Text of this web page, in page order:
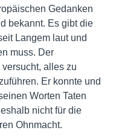
Gedanken
bekannt. Es gibt die
Langem laut und
muss. Der
alles zu
Er konnte und
Worten Taten
nicht für die
Ohnmacht.